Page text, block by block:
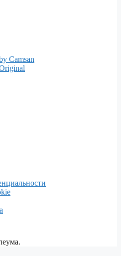
Camsan